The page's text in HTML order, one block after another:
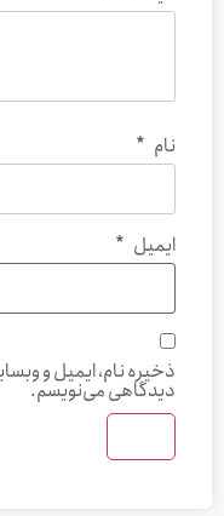
نام *
ایمیل *
ذخیره نام، ایمیل و
دیدگاهی می‌نویسم.